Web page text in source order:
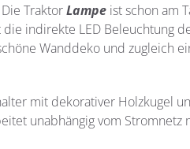
Die TraktorLampe ist schon am
indirekte LED Beleuchtung
Wanddeko und zugleich
mit dekorativer Holzkugel
unabhängig vom